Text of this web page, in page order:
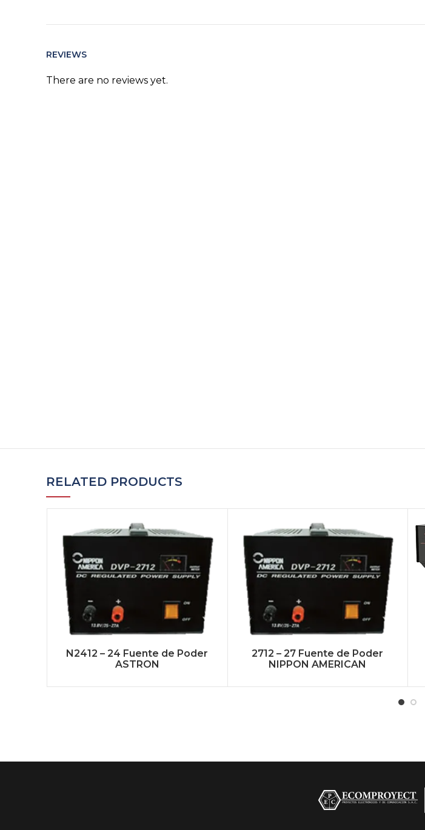
REVIEWS
There are no reviews yet.
RELATED PRODUCTS
N2412 – 24 Fuente de Poder
ASTRON
2712 – 27 Fuente de Poder
NIPPON AMERICAN